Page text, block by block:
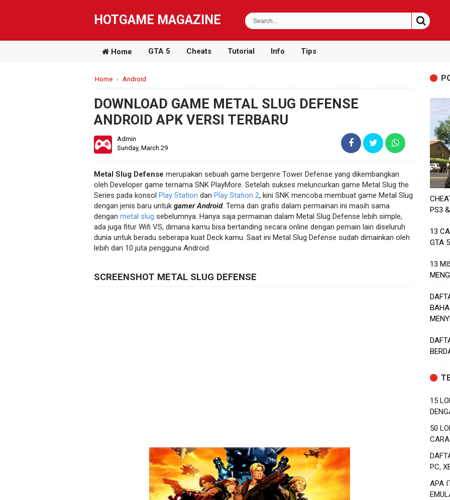
HOTGAME MAGAZINE
Home GTA 5 Cheats Tutorial Info Tips
Home › Android
DOWNLOAD GAME METAL SLUG DEFENSE
ANDROID APK VERSI TERBARU
Admin
Sunday, March 29
Metal Slug Defense merupakan sebuah game bergenre Tower Defense yang dikembangkan
oleh Developer game ternama SNK PlayMore. Setelah sukses meluncurkan game Metal Slug the
Series pada konsol Play Station dan Play Station 2, kini SNK mencoba membuat game Metal Slug
dengan jenis baru untuk gamer Android. Tema dan grafis dalam permainan ini masih sama
dengan metal slug sebelumnya. Hanya saja permainan dalam Metal Slug Defense lebih simple,
ada juga fitur Wifi VS, dimana kamu bisa bertanding secara online dengan pemain lain diseluruh
dunia untuk beradu seberapa kuat Deck kamu. Saat ini Metal Slug Defense sudah dimainkan oleh
lebih dari 10 juta pengguna Android.
SCREENSHOT METAL SLUG DEFENSE
PS3
13
GTA
13
15
50
PC,
APA